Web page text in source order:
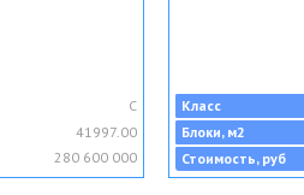
C
41997.00
280 600 000
Класс
Блоки, м2
Стоимость, руб